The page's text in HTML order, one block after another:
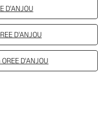
D'ANJOU
D'ANJOU
D'ANJOU